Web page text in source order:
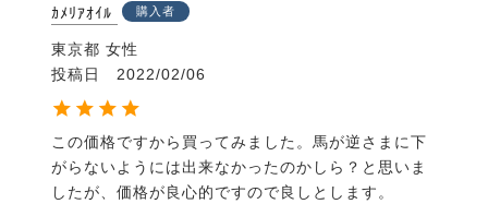
ｶﾒﾘｱｵｲﾙ 購入者
東京都 女性
投稿日
2022/02/06
この価格ですから買ってみました。馬が逆さまに下
がらないようには出来なかったのかしら？と思いま
したが、価格が良心的ですので良しとします。